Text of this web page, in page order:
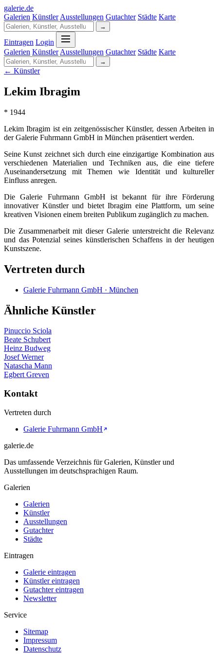
galerie.de
Galerien Künstler Ausstellungen Gutachter Städte Karte
→
Eintragen Login
Galerien Künstler Ausstellungen Gutachter Städte Karte
→
← Künstler
Lekim Ibragim
* 1944
Lekim Ibragim ist ein zeitgenössischer Künstler, dessen Arbeiten in
der Galerie Fuhrmann GmbH in München präsentiert werden.
Seine Kunst zeichnet sich durch eine einzigartige Kombination aus
verschiedenen Materialien und Techniken aus, die eine tiefere
Auseinandersetzung mit Themen wie Identität und kultureller
Einfluss anregen.
Die Galerie Fuhrmann GmbH ist bekannt für ihre Förderung
innovativer Künstler und bietet Ibragim eine Plattform, um seine
kreativen Visionen einem breiten Publikum zugänglich zu machen.
Die Zusammenarbeit mit dieser Galerie unterstreicht die Relevanz
und das Potenzial seines künstlerischen Schaffens in der heutigen
Kunstszene.
Vertreten durch
Galerie Fuhrmann GmbH · München
Ähnliche Künstler
Pinuccio Sciola
Beate Schubert
Heinz Budweg
Josef Werner
Natascha Mann
Egbert Greven
Kontakt
Vertreten durch
Galerie Fuhrmann GmbH
galerie.de
Das umfassende Verzeichnis für Galerien, Künstler und
Ausstellungen im deutschsprachigen Raum.
Galerien
Galerien
Künstler
Ausstellungen
Gutachter
Städte
Eintragen
Galerie eintragen
Künstler eintragen
Gutachter eintragen
Newsletter
Service
Sitemap
Impressum
Datenschutz